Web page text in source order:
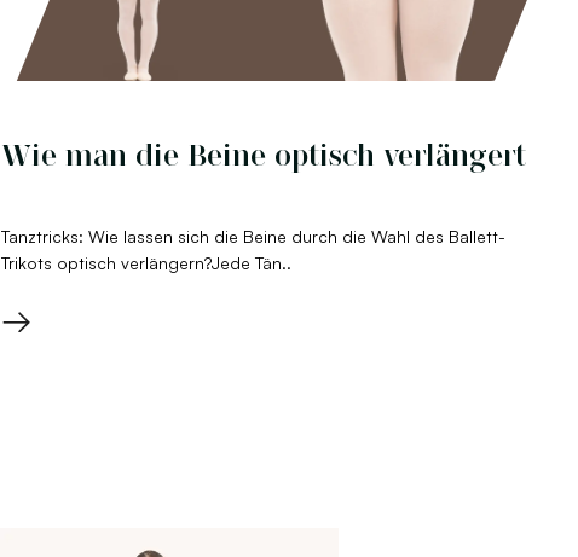
Wie man die Beine optisch verlängert
Tanztricks: Wie lassen sich die Beine durch die Wahl des Ballett-
Trikots optisch verlängern?Jede Tän..
→